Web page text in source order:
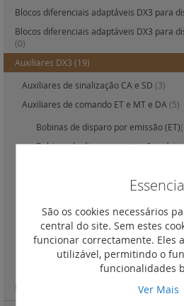
Blocos diferenciais adaptáveis DX3 para
Blocos diferenciais adaptáveis DX3 para
(0)
Auxiliares DX3 (19)
Auxiliares de sinalização CA e SD (3)
Auxiliares de comando ET e MT e DA (5)
Bobinas de disparo por emissão (ET)
Bobinas de disparo por tensão
Bobina de disparo autónoma por
Inversores de rede manuais
Comando rotativo prolongado de porta
Acessórios(7)
Auxiliares de comando ET(5)
Blocos diferenciais adaptáveis DX3 para
São os cookies necessários
central do site. Sem estes
funcionar correctamente. Eles
utilizável, permitindo o
funcionalidades
Ver Mais